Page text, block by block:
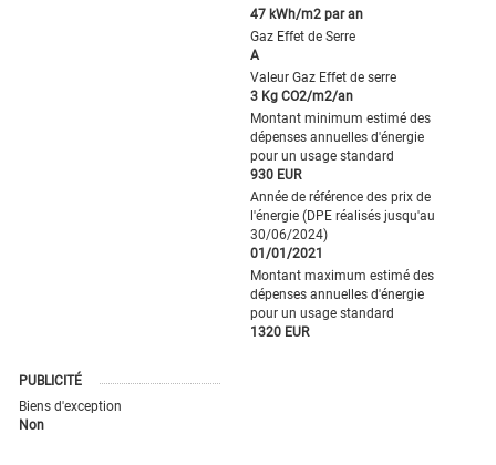
47 kWh/m2 par an
Gaz Effet de Serre
A
Valeur Gaz Effet de serre
3 Kg CO2/m2/an
Montant minimum estimé des
dépenses annuelles d'énergie
pour un usage standard
930 EUR
Année de référence des prix de
l'énergie (DPE réalisés jusqu'au
30/06/2024)
01/01/2021
Montant maximum estimé des
dépenses annuelles d'énergie
pour un usage standard
1320 EUR
PUBLICITÉ
Biens d'exception
Non